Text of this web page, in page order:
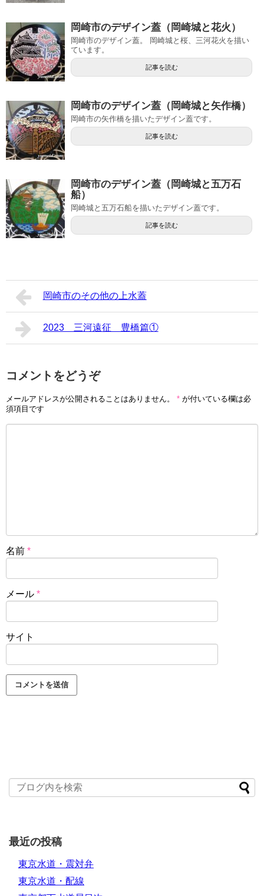
岡崎市のデザイン蓋（岡崎城と花火）
岡崎市のデザイン蓋。 岡崎城と桜、三河花火を描い
ています。
記事を読む
岡崎市のデザイン蓋（岡崎城と矢作橋）
岡崎市の矢作橋を描いたデザイン蓋です。
記事を読む
岡崎市のデザイン蓋（岡崎城と五万石
船）
岡崎城と五万石船を描いたデザイン蓋です。
記事を読む
岡崎市のその他の上水蓋
2023 三河遠征 豊橋篇①
コメントをどうぞ
メールアドレスが公開されることはありません。 * が付いている欄は必
須項目です
名前 *
メール *
サイト
最近の投稿
東京水道・震対弁
東京水道・配線